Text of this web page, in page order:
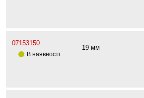
07153150
В наявності
19 мм